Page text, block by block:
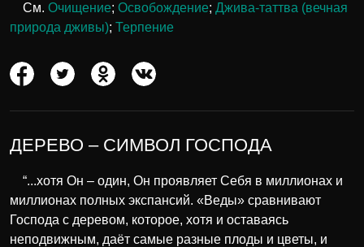
См. Очищение; Освобождение; Джива-таттва (вечная
природа дживы); Терпение
ДЕРЕВО – СИМВОЛ ГОСПОДА
“...хотя Он – один, Он проявляет Себя в миллионах и
миллионах полных экспансий. «Веды» сравнивают
Господа с деревом, которое, хотя и оставаясь
неподвижным, даёт самые разные плоды и цветы, и